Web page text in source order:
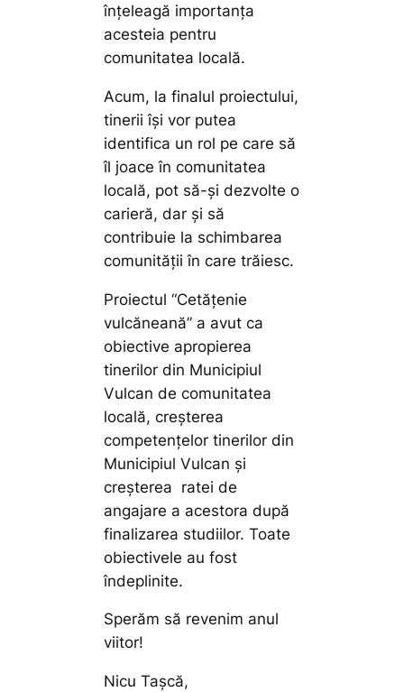
înțeleagă importanța
acesteia pentru
comunitatea locală.
Acum, la finalul proiectului,
tinerii își vor putea
identifica un rol pe care să
îl joace în comunitatea
locală, pot să-și dezvolte o
carieră, dar și să
contribuie la schimbarea
comunității în care trăiesc.
Proiectul “Cetățenie
vulcăneană” a avut ca
obiective apropierea
tinerilor din Municipiul
Vulcan de comunitatea
locală, creșterea
competențelor tinerilor din
Municipiul Vulcan și
creșterea ratei de
angajare a acestora după
finalizarea studiilor. Toate
obiectivele au fost
îndeplinite.
Sperăm să revenim anul
viitor!
Nicu Tașcă,